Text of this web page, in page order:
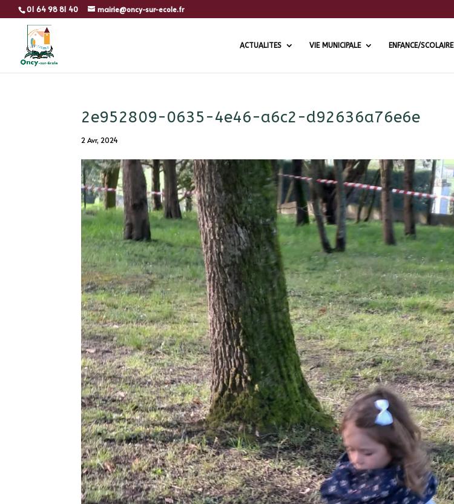
01 64 98 81 40 mairie@oncy-sur-ecole.fr
ACTUALITES VIE MUNICIPALE ENFANCE/SCOLAIRE
2e952809-0635-4e46-a6c2-d92636a76e6e
2 Avr, 2024